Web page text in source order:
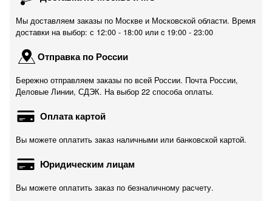
Мы доставляем заказы по Москве и Московской области. Время
доставки на выбор: с 12:00 - 18:00 или c 19:00 - 23:00
Отправка по России
Бережно отправляем заказы по всей России. Почта России,
Деловые Линии, СДЭК. На выбор 22 способа оплаты.
Оплата картой
Вы можете оплатить заказ наличными или банковской картой.
Юридическим лицам
Вы можете оплатить заказ по безналичному расчету.